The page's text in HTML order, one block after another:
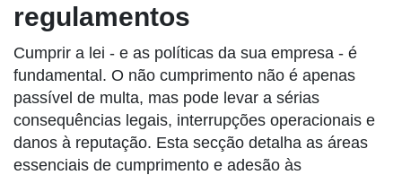
regulamentos
Cumprir a lei - e as políticas da sua empresa - é
fundamental. O não cumprimento não é apenas
passível de multa, mas pode levar a sérias
consequências legais, interrupções operacionais e
danos à reputação. Esta secção detalha as áreas
essenciais de cumprimento e adesão às